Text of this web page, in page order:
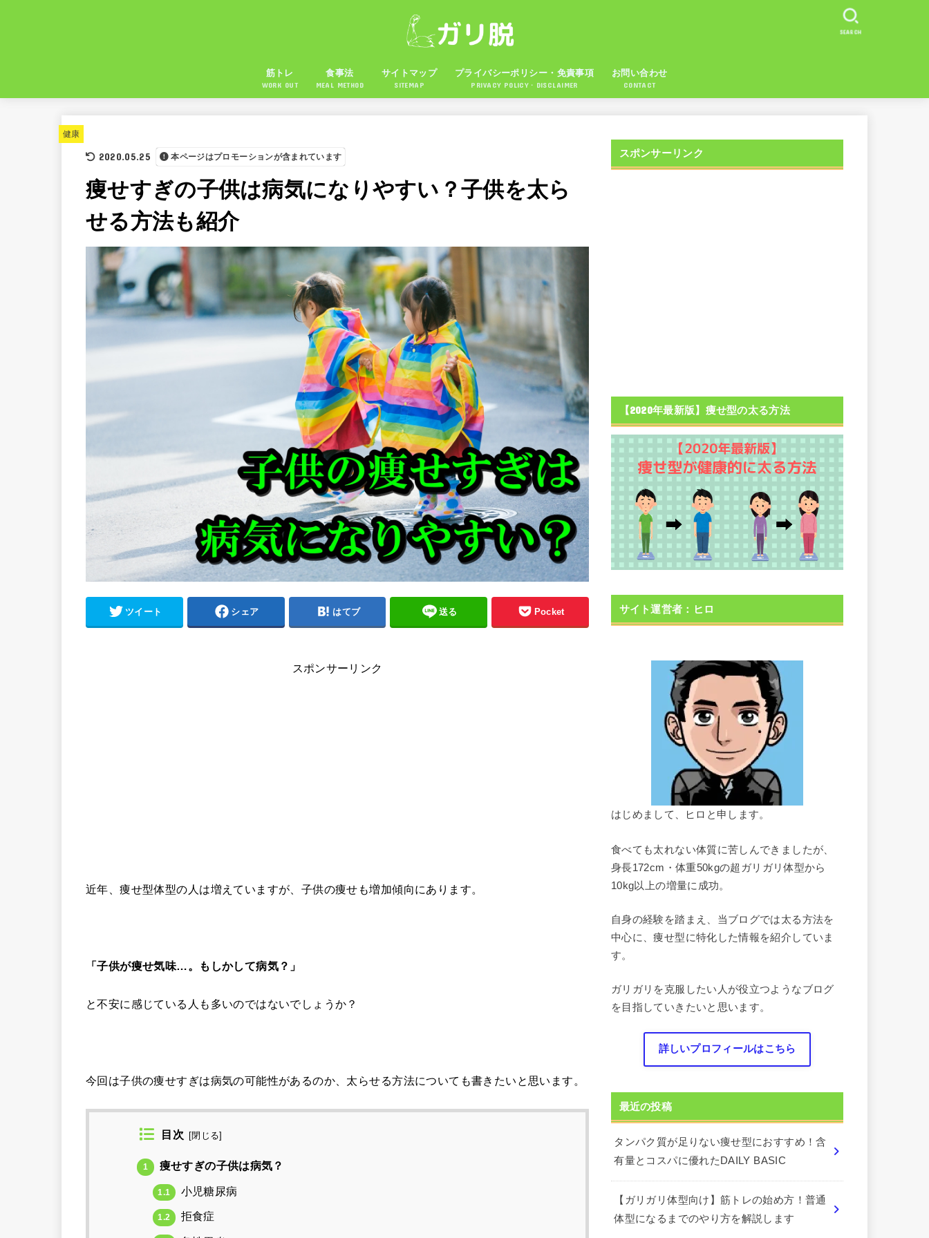
筋トレ
WORK OUT
食事法
MEAL METHOD
サイトマップ
SITEMAP
プライバシーポリシー・免責事項
PRIVACY POLICY・DISCLAIMER
お問い合わせ
CONTACT
SEARCH
健康
2020.05.25 本ページはプロモーションが含まれています
痩せすぎの子供は病気になりやすい？子供を太ら
せる方法も紹介
ツイート シェア はてブ 送る Pocket
スポンサーリンク
近年、痩せ型体型の人は増えていますが、子供の痩せも増加傾向にあります。
「子供が痩せ気味…。もしかして病気？」
と不安に感じている人も多いのではないでしょうか？
今回は子供の痩せすぎは病気の可能性があるのか、太らせる方法についても書きたいと思います。
目次 閉じる
1 痩せすぎの子供は病気？
1.1 小児糖尿病
1.2 拒食症
スポンサーリンク
【2020年最新版】痩せ型の太る方法
サイト運営者：ヒロ
はじめまして、ヒロと申します。
食べても太れない体質に苦しんできましたが、
身長172cm・体重50kgの超ガリガリ体型から
10kg以上の増量に成功。
自身の経験を踏まえ、当ブログでは太る方法を
中心に、痩せ型に特化した情報を紹介していま
す。
ガリガリを克服したい人が役立つようなブログ
を目指していきたいと思います。
詳しいプロフィールはこちら
最近の投稿
タンパク質が足りない痩せ型におすすめ！含
有量とコスパに優れたDAILY BASIC
【ガリガリ体型向け】筋トレの始め方！普通
体型になるまでのやり方を解説します